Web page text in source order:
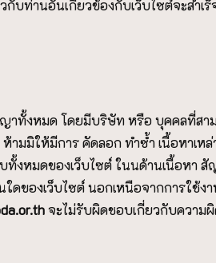
บท่านอันเกี่ยวข้องกับเว็บไซต์จะสำ
าทั้งหมด โดยมีบริษัท หรือ บุคคลที่ส
มมิให้มีการ คัดลอก ทำซ้ำ เนื้อหาเห
หมดของเว็บไซต์ ในนด้านเนื้อหา
ของเว็บไซต์ นอกเหนือจากการใช้
จะไม่รับผิดชอบเกี่ยวกับความ